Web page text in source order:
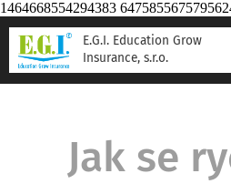
1464668554294383
E.G.I. Education Grow
Insurance, s.r.o.
Jak se